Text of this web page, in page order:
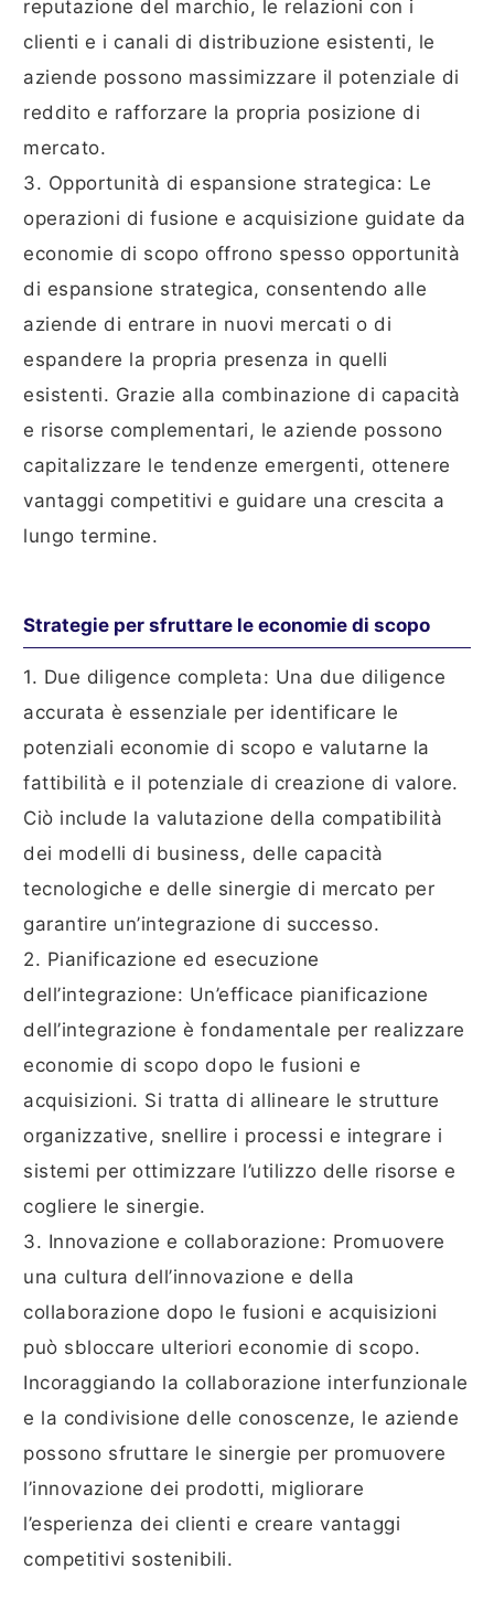
reputazione del marchio, le relazioni con i
clienti e i canali di distribuzione esistenti, le
aziende possono massimizzare il potenziale di
reddito e rafforzare la propria posizione di
mercato.
3. Opportunità di espansione strategica: Le
operazioni di fusione e acquisizione guidate da
economie di scopo offrono spesso opportunità
di espansione strategica, consentendo alle
aziende di entrare in nuovi mercati o di
espandere la propria presenza in quelli
esistenti. Grazie alla combinazione di capacità
e risorse complementari, le aziende possono
capitalizzare le tendenze emergenti, ottenere
vantaggi competitivi e guidare una crescita a
lungo termine.
Strategie per sfruttare le economie di scopo
1. Due diligence completa: Una due diligence
accurata è essenziale per identificare le
potenziali economie di scopo e valutarne la
fattibilità e il potenziale di creazione di valore.
Ciò include la valutazione della compatibilità
dei modelli di business, delle capacità
tecnologiche e delle sinergie di mercato per
garantire un’integrazione di successo.
2. Pianificazione ed esecuzione
dell’integrazione: Un’efficace pianificazione
dell’integrazione è fondamentale per realizzare
economie di scopo dopo le fusioni e
acquisizioni. Si tratta di allineare le strutture
organizzative, snellire i processi e integrare i
sistemi per ottimizzare l’utilizzo delle risorse e
cogliere le sinergie.
3. Innovazione e collaborazione: Promuovere
una cultura dell’innovazione e della
collaborazione dopo le fusioni e acquisizioni
può sbloccare ulteriori economie di scopo.
Incoraggiando la collaborazione interfunzionale
e la condivisione delle conoscenze, le aziende
possono sfruttare le sinergie per promuovere
l’innovazione dei prodotti, migliorare
l’esperienza dei clienti e creare vantaggi
competitivi sostenibili.